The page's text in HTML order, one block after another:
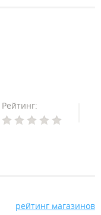
Рейтинг:
рейтинг магазинов